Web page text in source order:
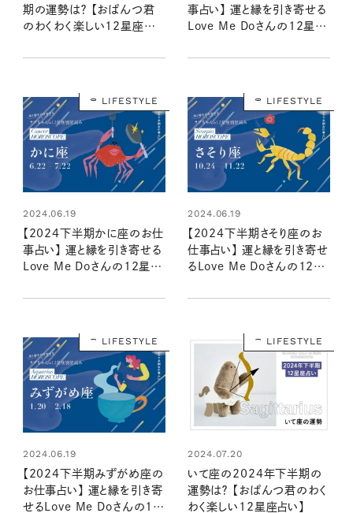
期の運勢は？ 【おぱんつ君
のわくわく楽しい12星座占
事占い】 運と縁を引き寄せる
Love Me Doさんの12星座
LIFESTYLE
2024.06.19
【2024下半期かに座のお仕
事占い】 運と縁を引き寄せる
Love Me Doさんの12星座
LIFESTYLE
2024.06.19
【2024下半期さそり座のお
仕事占い】 運と縁を引き寄せ
るLove Me Doさんの12星
LIFESTYLE
2024.06.19
【2024下半期みずがめ座の
お仕事占い】 運と縁を引き寄
せるLove Me Doさんの12
LIFESTYLE
2024.07.20
いて座の2024年下半期の
運勢は？ 【おぱんつ君のわく
わく楽しい12星座占い】